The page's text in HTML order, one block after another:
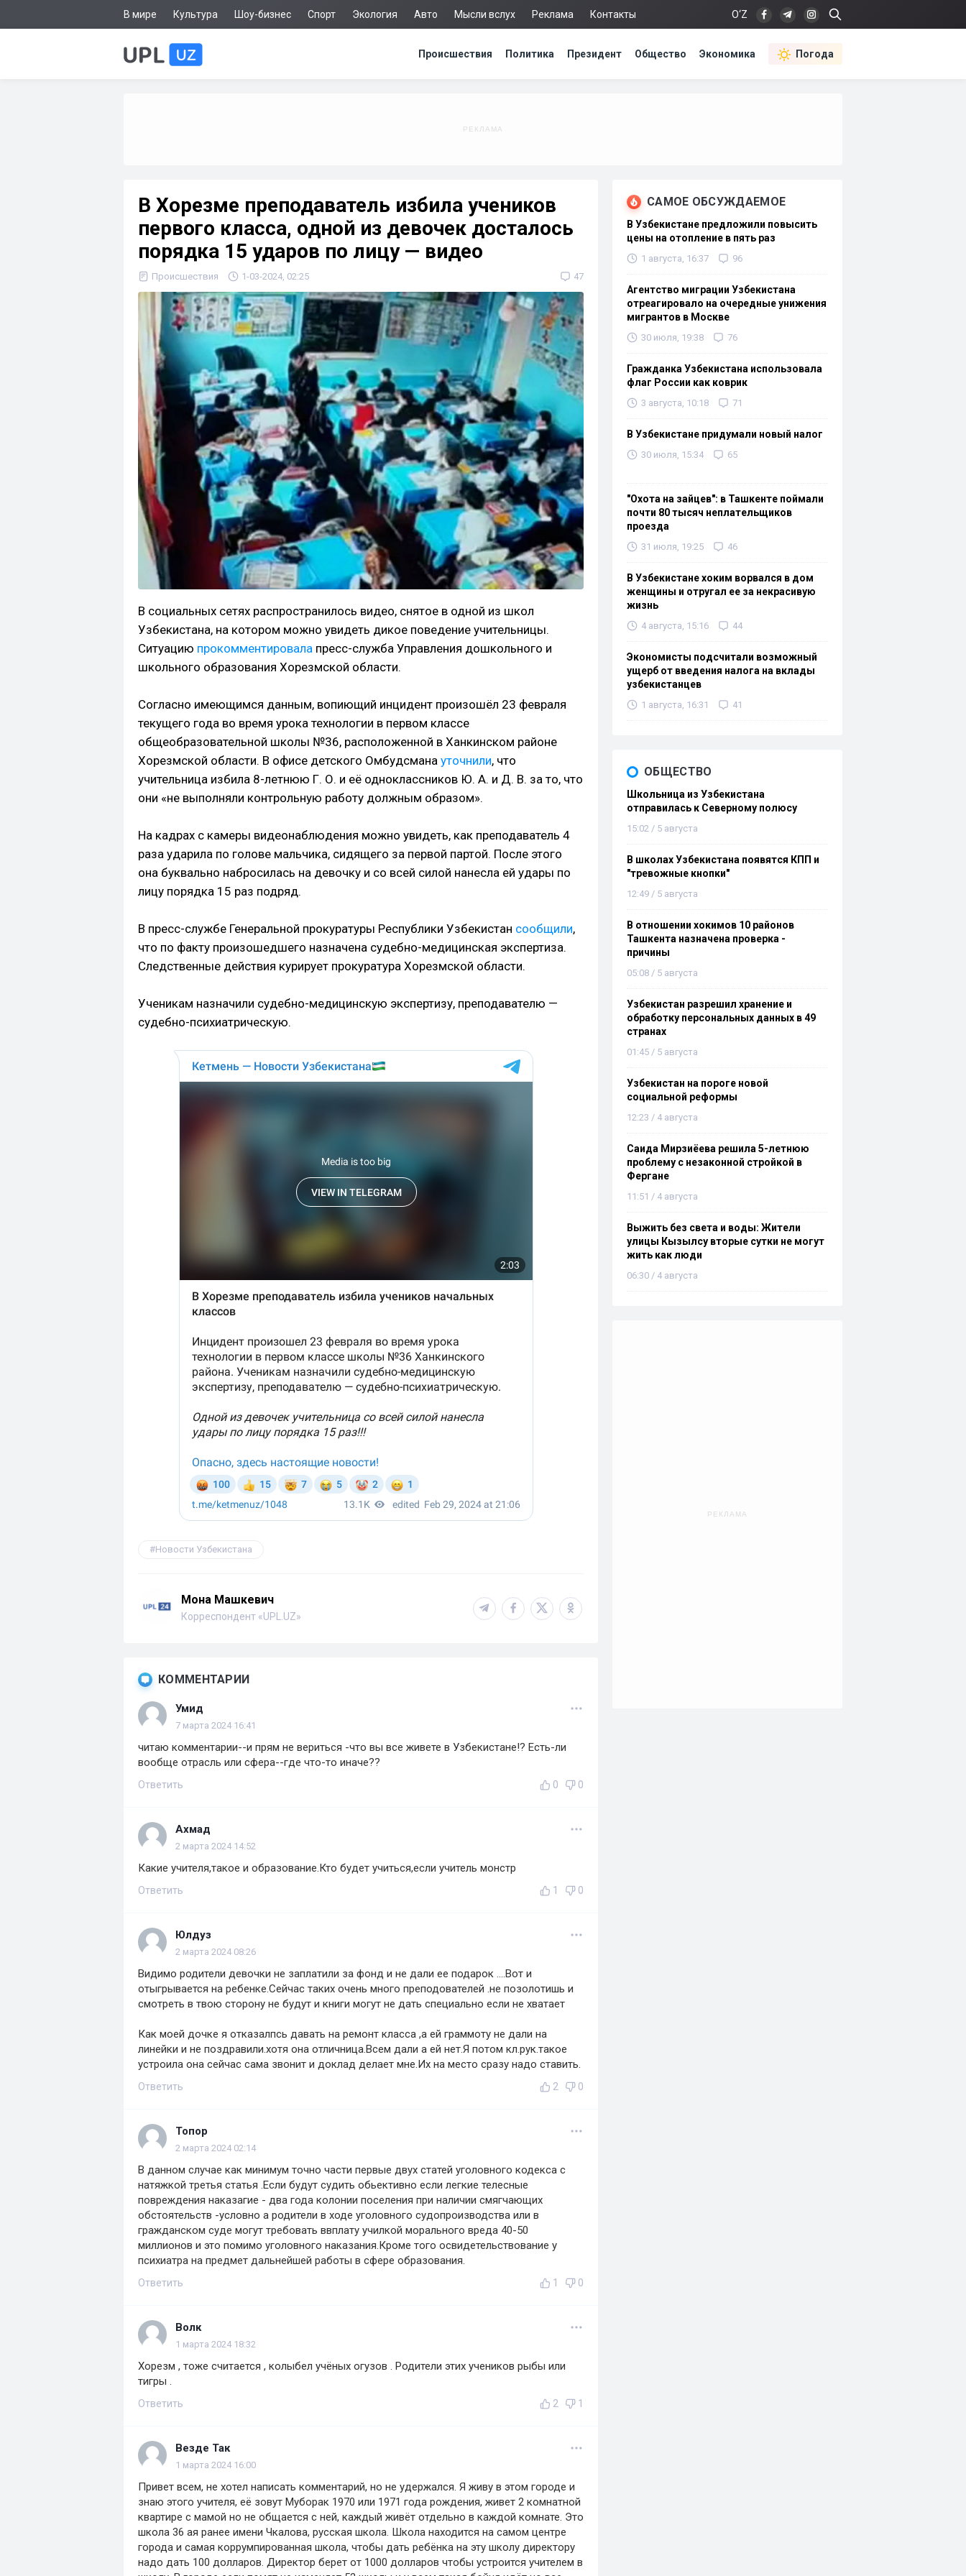
В мире Культура Шоу-бизнес Спорт Экология Авто Мысли вслух Реклама Контакты O‘Z
Происшествия Политика Президент Общество Экономика Погода
В Хорезме преподаватель избила учеников
первого класса, одной из девочек досталось
порядка 15 ударов по лицу — видео
Происшествия 1-03-2024, 02:25 47
В социальных сетях распространилось видео, снятое в одной из школ
Узбекистана, на котором можно увидеть дикое поведение учительницы.
Ситуацию прокомментировала пресс-служба Управления дошкольного и
школьного образования Хорезмской области.
Согласно имеющимся данным, вопиющий инцидент произошёл 23 февраля
текущего года во время урока технологии в первом классе
общеобразовательной школы №36, расположенной в Ханкинском районе
Хорезмской области. В офисе детского Омбудсмана уточнили, что
учительница избила 8-летнюю Г. О. и её одноклассников Ю. А. и Д. В. за то, что
они «не выполняли контрольную работу должным образом».
На кадрах с камеры видеонаблюдения можно увидеть, как преподаватель 4
раза ударила по голове мальчика, сидящего за первой партой. После этого
она буквально набросилась на девочку и со всей силой нанесла ей удары по
лицу порядка 15 раз подряд.
В пресс-службе Генеральной прокуратуры Республики Узбекистан сообщили,
что по факту произошедшего назначена судебно-медицинская экспертиза.
Следственные действия курирует прокуратура Хорезмской области.
Ученикам назначили судебно-медицинскую экспертизу, преподавателю —
судебно-психиатрическую.
Новости Узбекистана
Мона Машкевич
Корреспондент «UPL.UZ»
КОММЕНТАРИИ
Умид
7 марта 2024 16:41
читаю комментарии--и прям не вериться -что вы все живете в Узбекистане!? Есть-ли
вообще отрасль или сфера--где что-то иначе??
Ответить 0 0
Ахмад
2 марта 2024 14:52
Какие учителя,такое и образование.Кто будет учиться,если учитель монстр
Ответить 1 0
Юлдуз
2 марта 2024 08:26
Видимо родители девочки не заплатили за фонд и не дали ее подарок ....Вот и
отыгрывается на ребенке.Сейчас таких очень много преподователей .не позолотишь и
смотреть в твою сторону не будут и книги могут не дать специально если не хватает
Как моей дочке я отказалпсь давать на ремонт класса ,а ей граммоту не дали на
линейки и не поздравили.хотя она отличница.Всем дали а ей нет.Я потом кл.рук.такое
устроила она сейчас сама звонит и доклад делает мне.Их на место сразу надо ставить.
Ответить 2 0
Топор
2 марта 2024 02:14
В данном случае как минимум точно части первые двух статей уголовного кодекса с
натяжкой третья статья .Если будут судить обьективно если легкие телесные
повреждения наказагие - два года колонии поселения при наличии смягчающих
обстоятельств -условно а родители в ходе уголовного судопроизводства или в
гражданском суде могут требовать ввплату училкой морального вреда 40-50
миллионов и это помимо уголовного наказания.Кроме того освидетельствование у
психиатра на предмет дальнейшей работы в сфере образования.
Ответить 1 0
Волк
1 марта 2024 18:32
Хорезм , тоже считается , колыбел учёных огузов . Родители этих учеников рыбы или
тигры .
Ответить 2 1
Везде Так
1 марта 2024 16:00
Привет всем, не хотел написать комментарий, но не удержался. Я живу в этом городе и
знаю этого учителя, её зовут Муборак 1970 или 1971 года рождения, живет 2 комнатной
квартире с мамой но не общается с ней, каждый живёт отдельно в каждой комнате. Это
школа 36 ая ранее имени Чкалова, русская школа. Школа находится на самом центре
города и самая коррумпированная школа, чтобы дать ребёнка на эту школу директору
надо дать 100 долларов. Директор берет от 1000 долларов чтобы устроится учителем в
САМОЕ ОБСУЖДАЕМОЕ
В Узбекистане предложили повысить
цены на отопление в пять раз
1 августа, 16:37 96
Агентство миграции Узбекистана
отреагировало на очередные унижения
мигрантов в Москве
30 июля, 19:38 76
Гражданка Узбекистана использовала
флаг России как коврик
3 августа, 10:18 71
В Узбекистане придумали новый налог
30 июля, 15:34 65
"Охота на зайцев": в Ташкенте поймали
почти 80 тысяч неплательщиков
проезда
31 июля, 19:25 46
В Узбекистане хоким ворвался в дом
женщины и отругал ее за некрасивую
жизнь
4 августа, 15:16 44
Экономисты подсчитали возможный
ущерб от введения налога на вклады
узбекистанцев
1 августа, 16:31 41
ОБЩЕСТВО
Школьница из Узбекистана
отправилась к Северному полюсу
15:02 / 5 августа
В школах Узбекистана появятся КПП и
"тревожные кнопки"
12:49 / 5 августа
В отношении хокимов 10 районов
Ташкента назначена проверка -
причины
05:08 / 5 августа
Узбекистан разрешил хранение и
обработку персональных данных в 49
странах
01:45 / 5 августа
Узбекистан на пороге новой
социальной реформы
12:23 / 4 августа
Саида Мирзиёева решила 5-летнюю
проблему с незаконной стройкой в
Фергане
11:51 / 4 августа
Выжить без света и воды: Жители
улицы Кызылсу вторые сутки не могут
жить как люди
06:30 / 4 августа